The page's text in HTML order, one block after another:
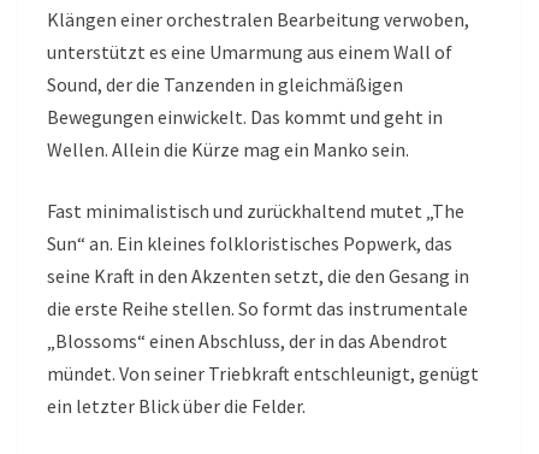
Klängen einer orchestralen Bearbeitung verwoben,
unterstützt es eine Umarmung aus einem Wall of
Sound, der die Tanzenden in gleichmäßigen
Bewegungen einwickelt. Das kommt und geht in
Wellen. Allein die Kürze mag ein Manko sein.
Fast minimalistisch und zurückhaltend mutet „The
Sun“ an. Ein kleines folkloristisches Popwerk, das
seine Kraft in den Akzenten setzt, die den Gesang in
die erste Reihe stellen. So formt das instrumentale
„Blossoms“ einen Abschluss, der in das Abendrot
mündet. Von seiner Triebkraft entschleunigt, genügt
ein letzter Blick über die Felder.